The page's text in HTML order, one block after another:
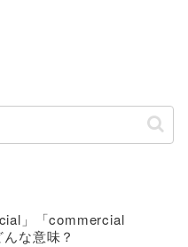
」「commercial
な意味？